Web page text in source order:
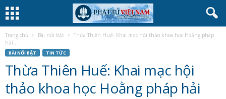
Trang chủ Bài nổi bật
Thừa Thiên Huế: Khai mạc hội thảo khoa học Hoằng pháp
hải...
BÀI NỔI BẬT TIN TỨC
Thừa Thiên Huế: Khai mạc hội
thảo khoa học Hoằng pháp hải